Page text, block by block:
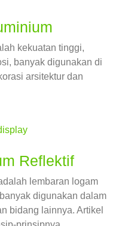
kekuatan tinggi,
banyak digunakan di
arsitektur dan
Reflektif
lembaran logam
digunakan dalam
bidang lainnya. Artikel